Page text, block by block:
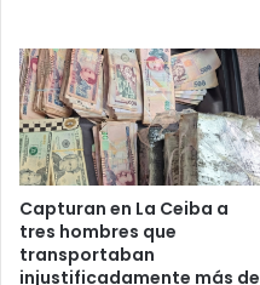
Capturan en La Ceiba a
tres hombres que
transportaban
injustificadamente más de